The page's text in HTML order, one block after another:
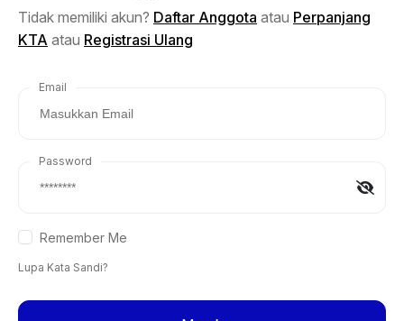
Tidak memiliki akun? Daftar Anggota atau Perpanjang
KTA atau Registrasi Ulang
Email
Password
Remember Me
Lupa Kata Sandi?